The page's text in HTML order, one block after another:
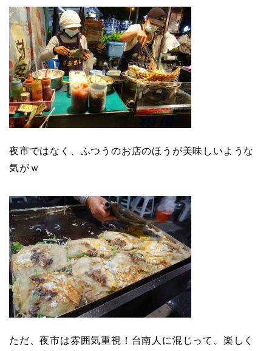
夜市ではなく、ふつうのお店のほうが美味しいような
気がｗ
ただ、夜市は雰囲気重視！台南人に混じって、楽しく